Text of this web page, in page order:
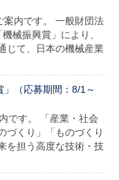
案内です。 一般財団法
械振興賞」により、
じて、日本の機械産業
（応募期間：8/1～
です。 「産業・社会
づくり」「ものづくり
を担う高度な技術・技